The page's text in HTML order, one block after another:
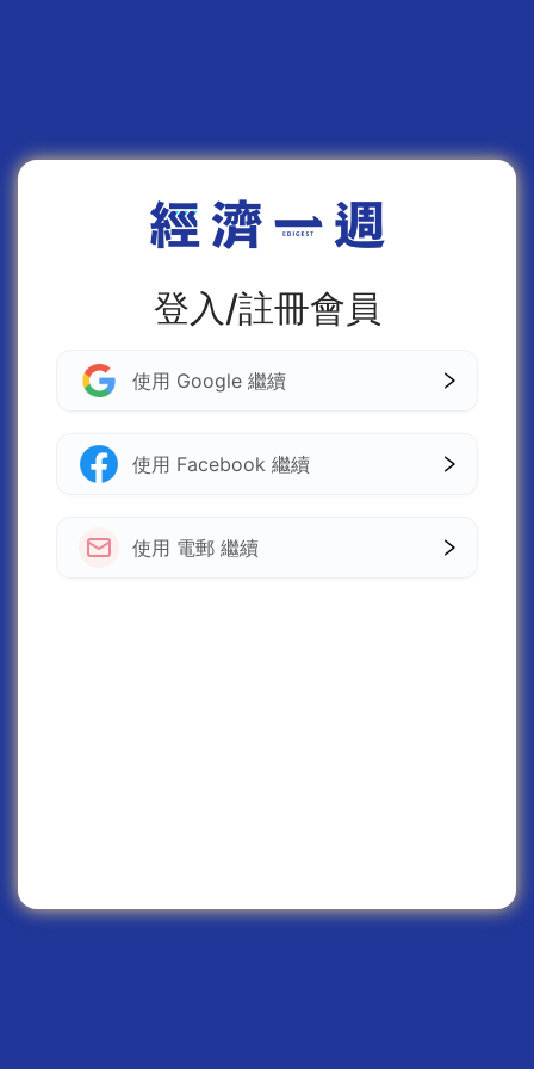
登入/註冊會員
使用 Google 繼續
使用 Facebook 繼續
使用 電郵 繼續